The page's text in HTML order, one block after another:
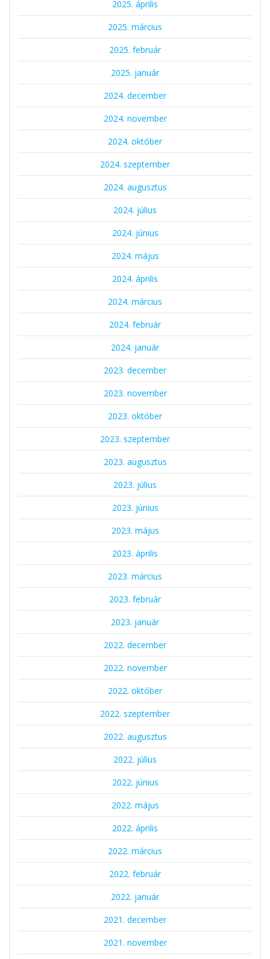
2025. április
2025. március
2025. február
2025. január
2024. december
2024. november
2024. október
2024. szeptember
2024. augusztus
2024. július
2024. június
2024. május
2024. április
2024. március
2024. február
2024. január
2023. december
2023. november
2023. október
2023. szeptember
2023. augusztus
2023. július
2023. június
2023. május
2023. április
2023. március
2023. február
2023. január
2022. december
2022. november
2022. október
2022. szeptember
2022. augusztus
2022. július
2022. június
2022. május
2022. április
2022. március
2022. február
2022. január
2021. december
2021. november